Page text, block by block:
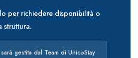
per richiedere disponibilità o
struttura.
gestita dal Team di UnicoStay